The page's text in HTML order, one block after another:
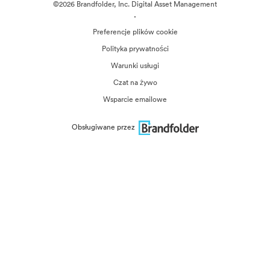
©2026 Brandfolder, Inc. Digital Asset Management
·
Preferencje plików cookie
Polityka prywatności
Warunki usługi
Czat na żywo
Wsparcie emailowe
Obsługiwane przez